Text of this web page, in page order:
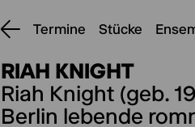
Termine Stücke
RIAH KNIGHT
Riah Knight (geb.
Berlin lebende